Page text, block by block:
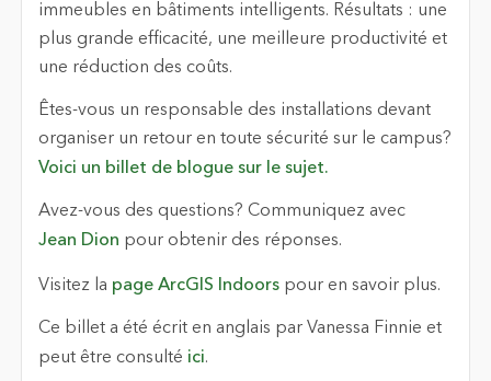
immeubles en bâtiments intelligents. Résultats : une
plus grande efficacité, une meilleure productivité et
une réduction des coûts.
Êtes-vous un responsable des installations devant
organiser un retour en toute sécurité sur le campus?
Voici un billet de blogue sur le sujet.
Avez-vous des questions? Communiquez avec
Jean Dion pour obtenir des réponses.
Visitez la page ArcGIS Indoorspour en savoir plus.
Ce billet a été écrit en anglais par Vanessa Finnie et
peut être consulté ici.